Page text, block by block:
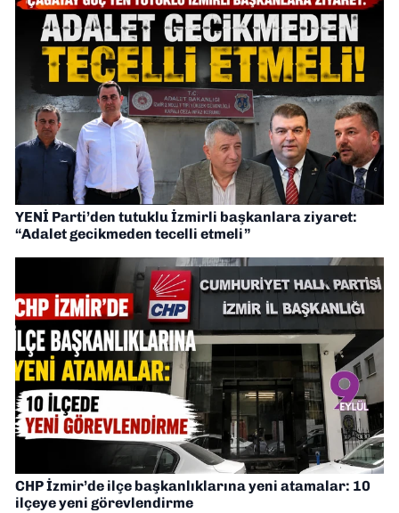
YENİ Parti’den tutuklu İzmirli başkanlara ziyaret:
“Adalet gecikmeden tecelli etmeli”
CHP İzmir’de ilçe başkanlıklarına yeni atamalar: 10
ilçeye yeni görevlendirme